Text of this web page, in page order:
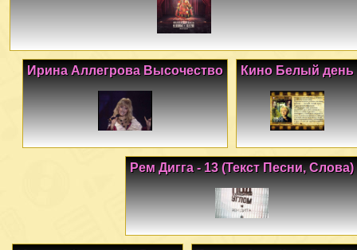
Кино Белый день
Ирина Аллегрова Высочество
Рем Дигга - 13 (Текст Песни, Слова)